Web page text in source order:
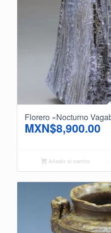
Florero «Nocturno
MXN$8,900.00
Añadir al carrito